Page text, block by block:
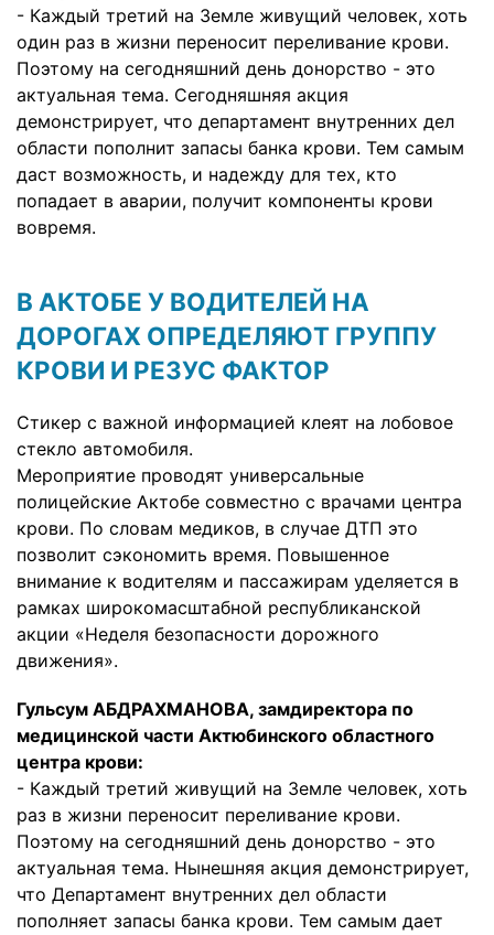
- Каждый третий на Земле живущий человек, хоть
один раз в жизни переносит переливание крови.
Поэтому на сегодняшний день донорство - это
актуальная тема. Сегодняшняя акция
демонстрирует, что департамент внутренних дел
области пополнит запасы банка крови. Тем самым
даст возможность, и надежду для тех, кто
попадает в аварии, получит компоненты крови
вовремя.
В АКТОБЕ У ВОДИТЕЛЕЙ НА
ДОРОГАХ ОПРЕДЕЛЯЮТ ГРУППУ
КРОВИ И РЕЗУС ФАКТОР
Стикер с важной информацией клеят на лобовое
стекло автомобиля.
Мероприятие проводят универсальные
полицейские Актобе совместно с врачами центра
крови. По словам медиков, в случае ДТП это
позволит сэкономить время. Повышенное
внимание к водителям и пассажирам уделяется в
рамках широкомасштабной республиканской
акции «Неделя безопасности дорожного
движения».
Гульсум АБДРАХМАНОВА, замдиректора по
медицинской части Актюбинского областного
центра крови:
- Каждый третий живущий на Земле человек, хоть
раз в жизни переносит переливание крови.
Поэтому на сегодняшний день донорство - это
актуальная тема. Нынешняя акция демонстрирует,
что Департамент внутренних дел области
пополняет запасы банка крови. Тем самым дает